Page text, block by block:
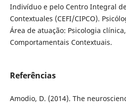
Indivíduo e pelo Centro Integral
Contextuales (CEFI/CIPCO).
Área de atuação: Psicologia
Comportamentais Contextuais.
Referências
Amodio, D. (2014). The